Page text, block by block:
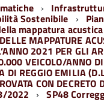
Sostenibile
mappatura
MAPPATURE
2021 PER GLI
VEICOLO/ANNO
DI REGGIO EMILIA
CON DECRETO
2022 SP48